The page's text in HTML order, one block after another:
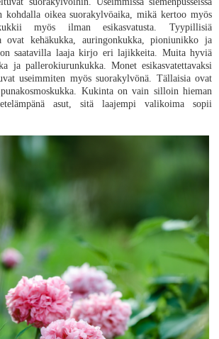
kohdalla oikea suorakylvöaika, mikä kertoo myös
myös ilman esikasvatusta. Tyypillisiä
ovat kehäkukka, auringonkukka, pioniunikko ja
saatavilla laaja kirjo eri lajikkeita. Muita hyviä
ja pallerokiurunkukka. Monet esikasvatettavaksi
useimmiten myös suorakylvönä. Tällaisia ovat
Kukinta on vain silloin hieman
asut, sitä laajempi valikoima sopii